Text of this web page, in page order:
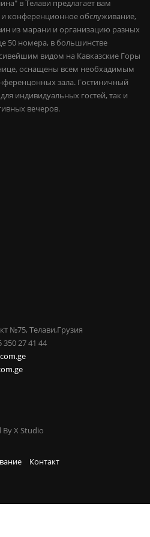
в Телави предлагает вам
конференционное обслуживание,
из марани и организацию разных
50 номера, в большинстве
видом на Кавказские Горы
оснащены всем необхадимым
зала. Гостиничный
индивидуальных гостей, так и
вечеров.
№75, Телави,Грузия
350 27 41 44
X Studio
Контакт